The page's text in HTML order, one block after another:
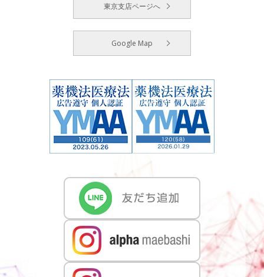
東京支店ページへ
Google Map